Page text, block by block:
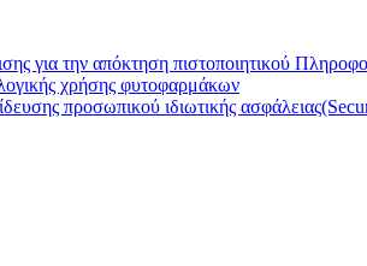
για την απόκτηση πιστοποιητικού
χρήσης φυτοφαρμάκων
προσωπικού ιδιωτικής